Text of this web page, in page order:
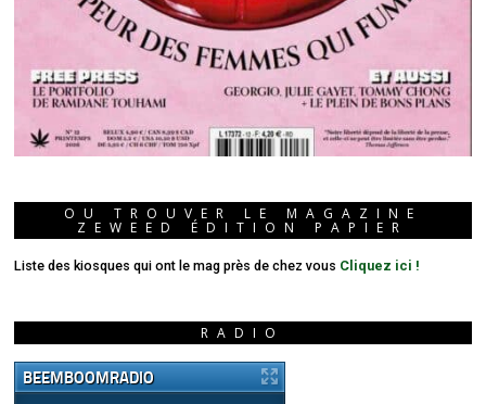
OU TROUVER LE MAGAZINE
ZEWEED ÉDITION PAPIER
Liste des kiosques qui ont le mag près de chez vous Cliquez ici !
RADIO